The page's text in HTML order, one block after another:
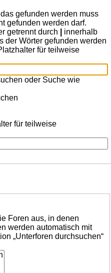
gefunden werden muss
gefunden werden darf.
getrennt durch
innerhalb
der Wörter gefunden werden
für teilweise
oder Suche wie
für teilweise
Foren aus, in denen
werden automatisch mit
„Unterforen durchsuchen“